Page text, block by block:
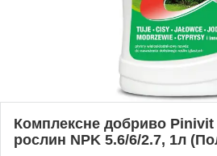
Комплексне добриво
рослин NPK 5.6/6/2.7, 1л